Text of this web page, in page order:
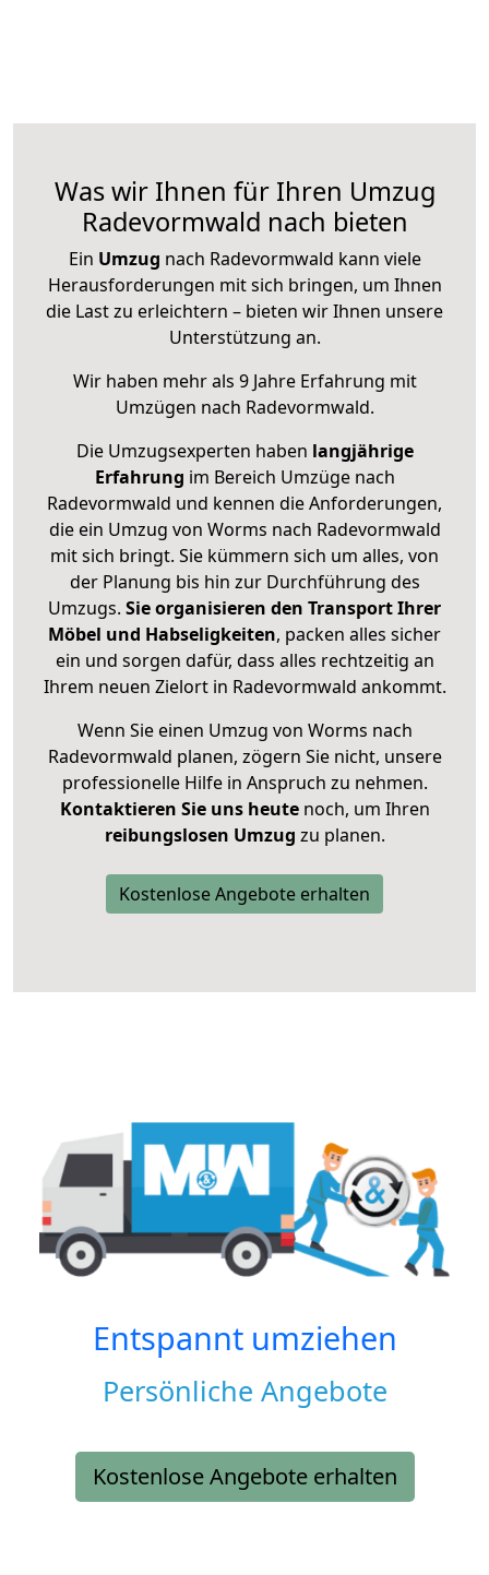
Was wir Ihnen für Ihren Umzug
Radevormwald nach bieten
Ein Umzug nach Radevormwald kann viele
Herausforderungen mit sich bringen, um Ihnen
die Last zu erleichtern – bieten wir Ihnen unsere
Unterstützung an.
Wir haben mehr als 9 Jahre Erfahrung mit
Umzügen nach Radevormwald.
Die Umzugsexperten haben langjährige
Erfahrung im Bereich Umzüge nach
Radevormwald und kennen die Anforderungen,
die ein Umzug von Worms nach Radevormwald
mit sich bringt. Sie kümmern sich um alles, von
der Planung bis hin zur Durchführung des
Umzugs. Sie organisieren den Transport Ihrer
Möbel und Habseligkeiten, packen alles sicher
ein und sorgen dafür, dass alles rechtzeitig an
Ihrem neuen Zielort in Radevormwald ankommt.
Wenn Sie einen Umzug von Worms nach
Radevormwald planen, zögern Sie nicht, unsere
professionelle Hilfe in Anspruch zu nehmen.
Kontaktieren Sie uns heutenoch, um Ihren
reibungslosen Umzug zu planen.
Kostenlose Angebote erhalten
Entspannt umziehen
Persönliche Angebote
Kostenlose Angebote erhalten